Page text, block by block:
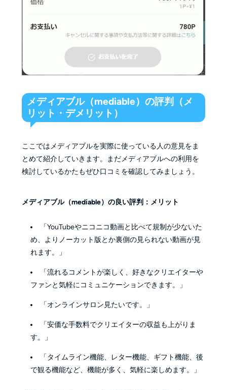
メディアブル（mediable）の評判（メ
リット・デメリット）
ここではメディアブルを実際に使っている人の意見をま
とめて紹介していきます。まだメディアブルへの利用を
検討しているかたもぜひ口コミを確認してみましょう。
メディアブル（mediable）の良い評判：メリット
「YouTubeやニコニコ動画と比べて規制が少ないた
め、よりノーカット版とか裏側の見られない動画が見
れます。」
「流れるコメントが楽しく、好きなクリエイターや
ファンと気軽にコミュニケーションできます。」
「オンラインサロン見たいです。」
「安価な手数料でクリエイターの収益も上がりま
す。」
「タイムライン機能、レター機能、ギフト機能、後
で観る機能など、機能が多く、気軽に楽しめます。」